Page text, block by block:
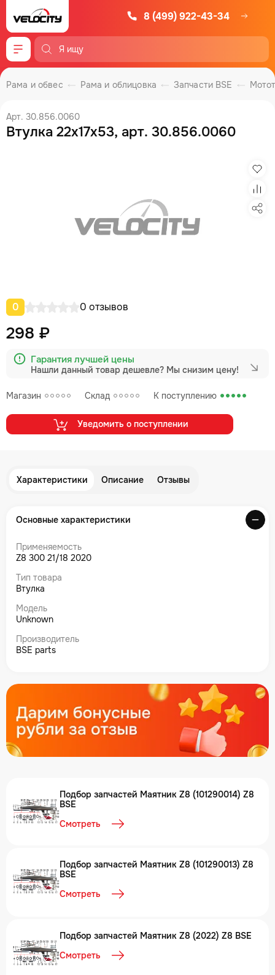
8 (499) 922-43-34
Меню
Запчасти BSE
Рама и облицовка
Рама и обвес
Арт. 30.856.0060
Втулка 22x17x53, арт. 30.856.0060
0 0 отзывов
Магазин Склад К поступлению
298 ₽
Гарантия лучшей цены
Нашли данный товар дешевле? Мы снизим цену!
Уведомить о поступлении
Характеристики Описание Отзывы
Основные характеристики
Применяемость
Z8 300 21/18 2020
Тип товара
Втулка
Модель
Unknown
Производитель
BSE parts
Подбор запчастей Маятник Z8 (101290014) Z8
BSE
Смотреть
Подбор запчастей Маятник Z8 (101290013) Z8
BSE
Смотреть
Подбор запчастей Маятник Z8 (2022) Z8 BSE
Смотреть